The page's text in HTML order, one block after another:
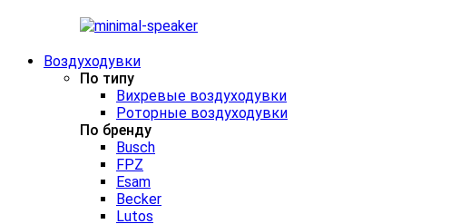
Воздуходувки
По типу
Вихревые воздуходувки
Роторные воздуходувки
По бренду
Busch
FPZ
Esam
Becker
Lutos